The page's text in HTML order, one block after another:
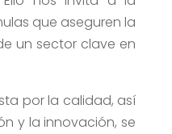
que aseguren la
un sector clave en
por la calidad, así
y la innovación, se